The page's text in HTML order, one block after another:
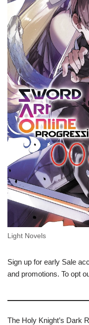
Light Novels
Sign up for early Sale
and promotions. To opt
The Holy Knight’s Dark